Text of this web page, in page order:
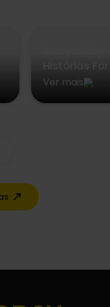
Ver mais